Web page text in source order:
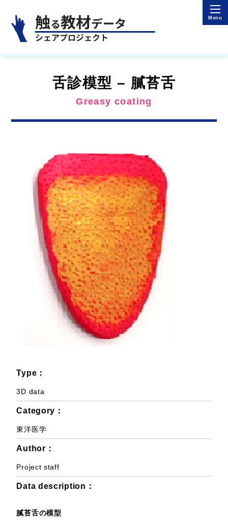
舌診模型 – 膩苔舌
Greasy coating
Type：
3D data
Category：
東洋医学
Author：
Project staff
Data description：
膩苔舌の模型